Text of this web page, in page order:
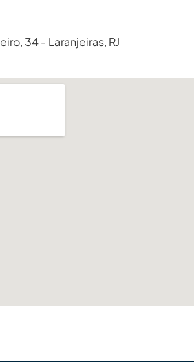
34 - Laranjeiras, RJ